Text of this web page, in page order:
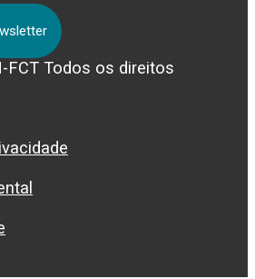
FCT Todos os direitos